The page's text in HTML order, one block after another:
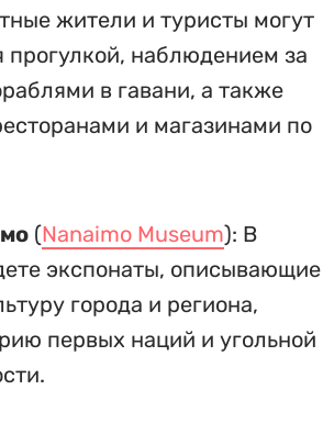
жители и туристы могут
прогулкой, наблюдением за
в гавани, а также
и магазинами по
(Nanaimo Museum): В
экспонаты, описывающие
города и региона,
первых наций и угольной